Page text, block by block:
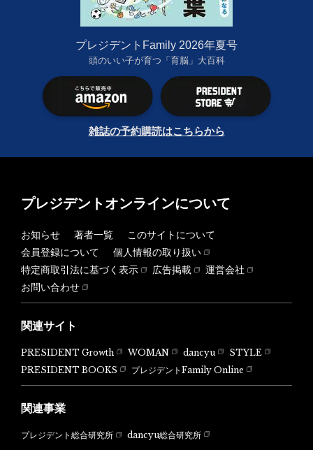
プレジデントFamily 2026年夏号
頭のいい子が育つ「育脳」大百科
雑誌の予約購読はこちらから
プレジデントオンラインについて
お知らせ 著者一覧
このサイトについて
会員登録について
個人情報の取り扱い
特定商取引法に基づく表示
広告掲載
運営会社
お問い合わせ
関連サイト
PRESIDENT Growth WOMAN dancyu
STYLE
PRESIDENT BOOKS
プレジデントFamily Online
関連事業
プレジデント総合研究所 dancyu総合研究所